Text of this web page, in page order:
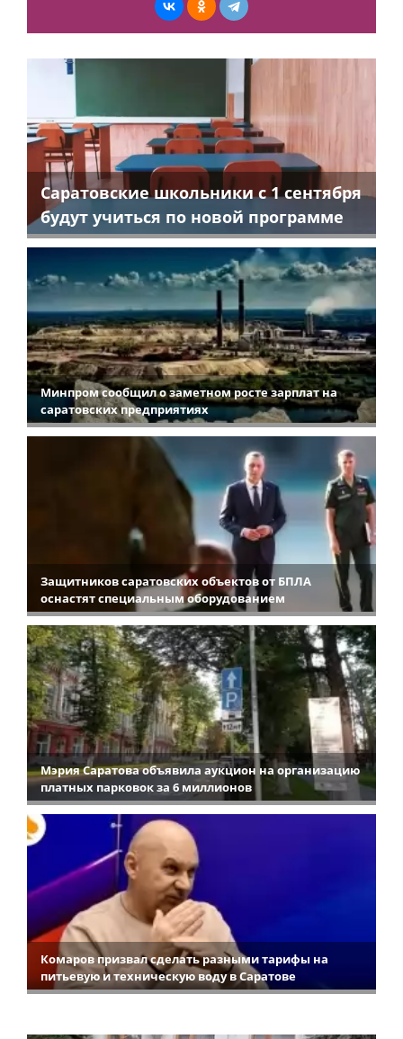
Саратовские школьники с 1 сентября
будут учиться по новой программе
Минпром сообщил о заметном росте зарплат на
саратовских предприятиях
Защитников саратовских объектов от БПЛА
оснастят специальным оборудованием
Мэрия Саратова объявила аукцион на организацию
платных парковок за 6 миллионов
Комаров призвал сделать разными тарифы на
питьевую и техническую воду в Саратове